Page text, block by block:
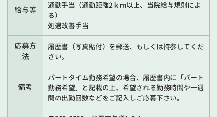
給与等
通勤手当（通勤距離2ｋｍ以上、当院給与規則によ
る）
処遇改善手当
応募方
法
履歴書（写真貼付）を郵送、もしくは持参してくだ
さい。
備考
パートタイム勤務希望の場合、履歴書内に「パート
勤務希望」と記載の上、希望される勤務時間や一週
間の出勤回数などをご記入しご応募下さい。